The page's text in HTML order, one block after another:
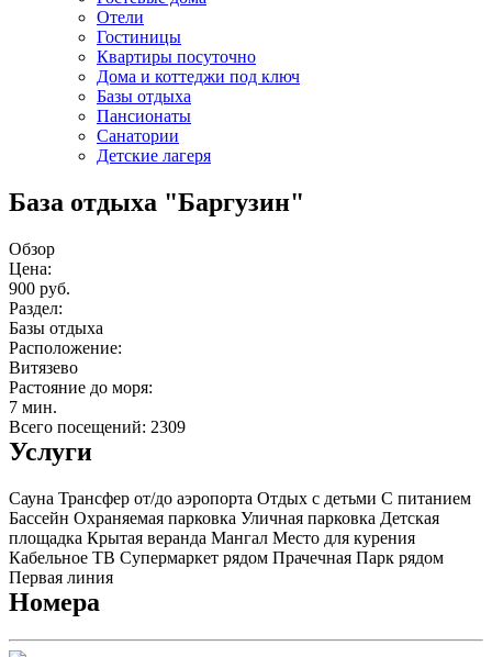
Отели
Гостиницы
Квартиры посуточно
Дома и коттеджи под ключ
Базы отдыха
Пансионаты
Санатории
Детские лагеря
База отдыха "Баргузин"
Обзор
Цена:
900 руб.
Раздел:
Базы отдыха
Расположение:
Витязево
Растояние до моря:
7 мин.
Всего посещений: 2309
Услуги
Сауна Трансфер от/до аэропорта Отдых с детьми С питанием
Бассейн Охраняемая парковка Уличная парковка Детская
площадка Крытая веранда Мангал Место для курения
Кабельное ТВ Супермаркет рядом Прачечная Парк рядом
Первая линия
Номера